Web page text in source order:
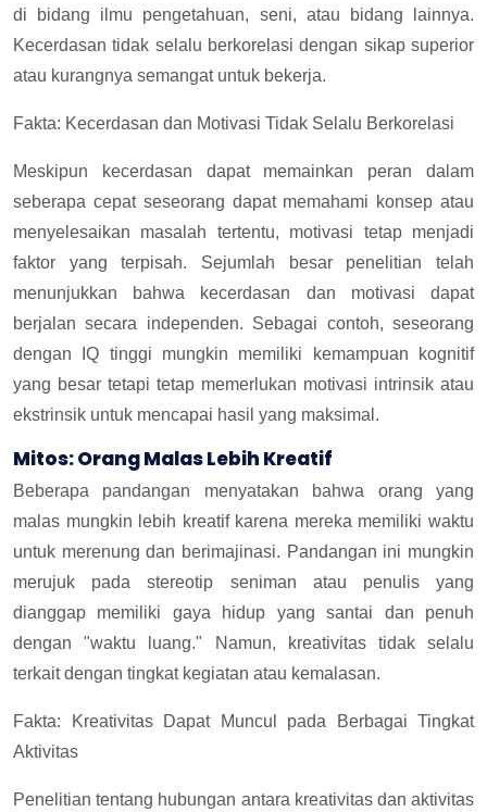
di bidang ilmu pengetahuan, seni, atau bidang lainnya.
Kecerdasan tidak selalu berkorelasi dengan sikap superior
atau kurangnya semangat untuk bekerja.
Fakta: Kecerdasan dan Motivasi Tidak Selalu Berkorelasi
Meskipun kecerdasan dapat memainkan peran dalam
seberapa cepat seseorang dapat memahami konsep atau
menyelesaikan masalah tertentu, motivasi tetap menjadi
faktor yang terpisah. Sejumlah besar penelitian telah
menunjukkan bahwa kecerdasan dan motivasi dapat
berjalan secara independen. Sebagai contoh, seseorang
dengan IQ tinggi mungkin memiliki kemampuan kognitif
yang besar tetapi tetap memerlukan motivasi intrinsik atau
ekstrinsik untuk mencapai hasil yang maksimal.
Mitos: Orang Malas Lebih Kreatif
Beberapa pandangan menyatakan bahwa orang yang
malas mungkin lebih kreatif karena mereka memiliki waktu
untuk merenung dan berimajinasi. Pandangan ini mungkin
merujuk pada stereotip seniman atau penulis yang
dianggap memiliki gaya hidup yang santai dan penuh
dengan "waktu luang." Namun, kreativitas tidak selalu
terkait dengan tingkat kegiatan atau kemalasan.
Fakta: Kreativitas Dapat Muncul pada Berbagai Tingkat
Aktivitas
Penelitian tentang hubungan antara kreativitas dan aktivitas